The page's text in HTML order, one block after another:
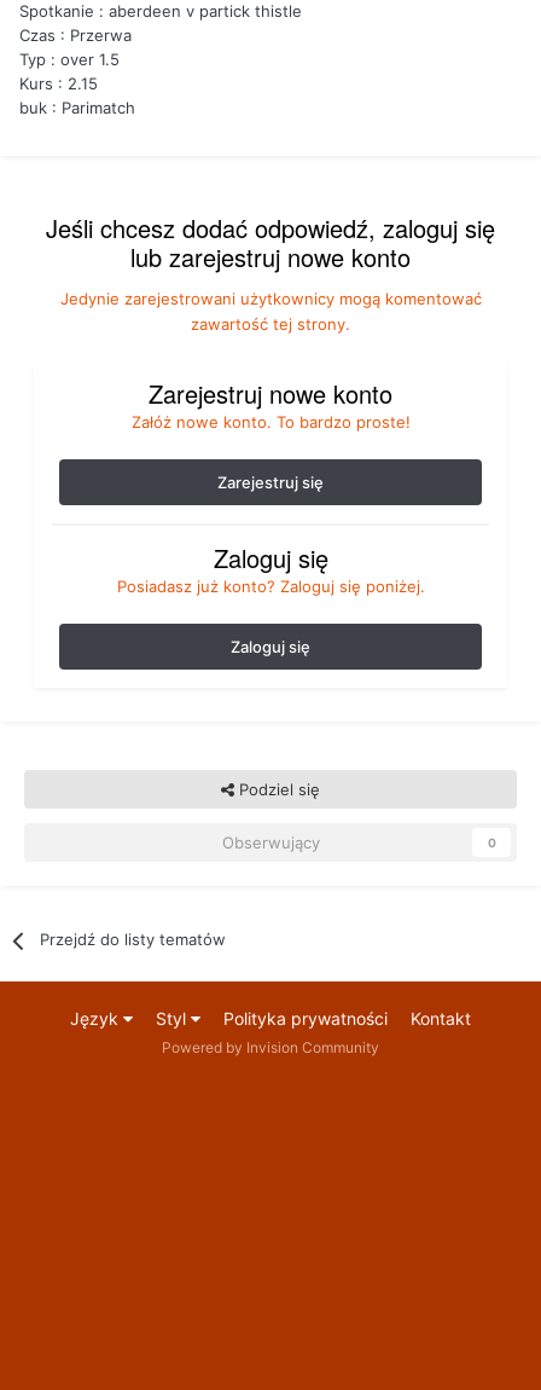
Spotkanie : aberdeen v partick thistle
Czas : Przerwa
Typ : over 1.5
Kurs : 2.15
buk : Parimatch
Jeśli chcesz dodać odpowiedź, zaloguj się
lub zarejestruj nowe konto
Jedynie zarejestrowani użytkownicy mogą komentować
zawartość tej strony.
Zarejestruj nowe konto
Załóż nowe konto. To bardzo proste!
Zarejestruj się
Zaloguj się
Posiadasz już konto? Zaloguj się poniżej.
Zaloguj się
Podziel się
Obserwujący 0
Przejdź do listy tematów
Język Styl Polityka prywatności Kontakt
Powered by Invision Community